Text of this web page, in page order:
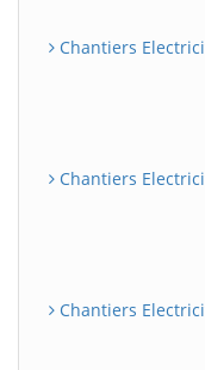
Chantiers
Chantiers
Chantiers